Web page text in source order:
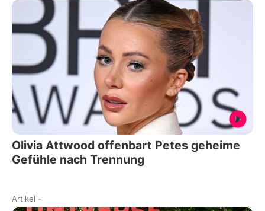
Olivia Attwood offenbart Petes geheime
Gefühle nach Trennung
Artikel -